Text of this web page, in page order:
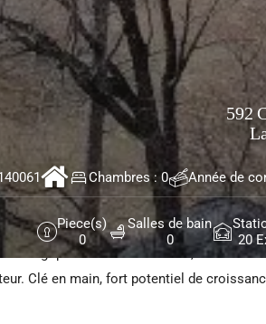
592
Chambres : 0 Année de
Piece(s)
0
Salles de bain
0
20
>Propriétés >Lac-Brome
vendre Lac-Brome
au bord du lac Brome Opportunité
un motel converti en 7 petits
chalets, sur un immense terrain de 99
hôtel/motel) Potentiel de Revenus
stratégique Près des services, activités
Clé en main, fort potentiel de